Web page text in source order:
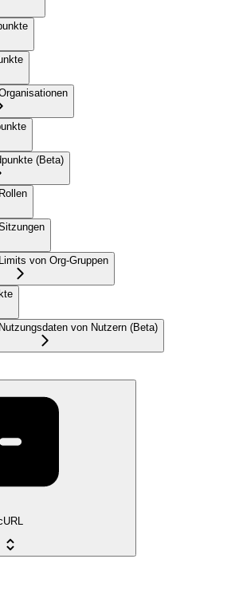
(Beta)
von Org-Gruppen
von Nutzern (Beta)